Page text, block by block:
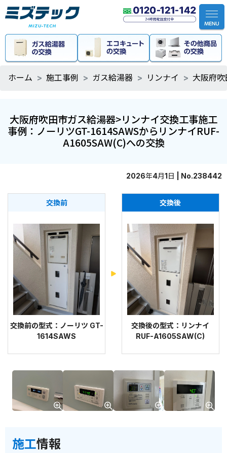
ホーム 施工事例 ガス給湯器 リンナイ 大阪府
大阪府吹田市ガス給湯器>リンナイ交換工事施工
事例：ノーリツGT-1614SAWSからリンナイRUF-
A1605SAW(C)への交換
2026年4月1日 | No.238442
交換前
交換前の型式：ノーリツ GT-
1614SAWS
交換後
交換後の型式：リンナイ
RUF-A1605SAW(C)
施工情報